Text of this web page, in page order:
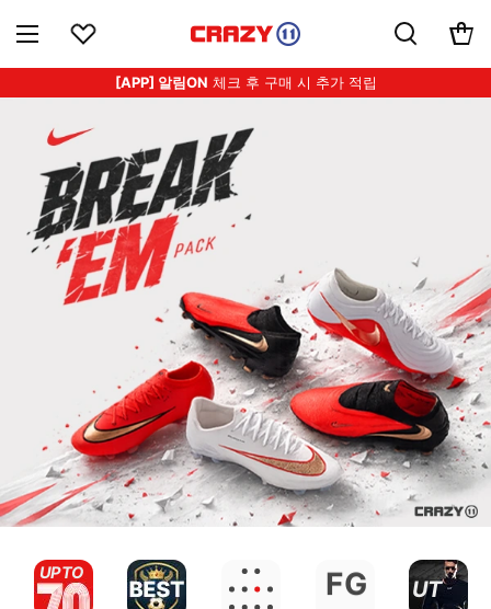
[APP] 알림ON 체크 후 구매 시 추가 적립
UP TO FG UT